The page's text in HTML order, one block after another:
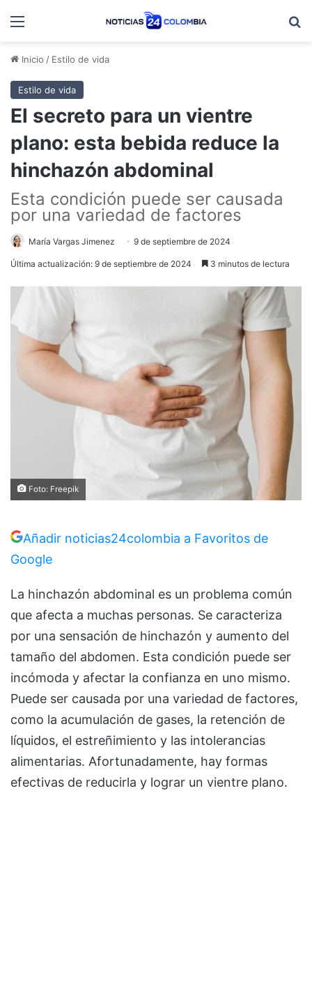
Menú
Inicio / Estilo de vida
Estilo de vida
El secreto para un vientre
plano: esta bebida reduce la
hinchazón abdominal
Esta condición puede ser causada
por una variedad de factores
María Vargas Jimenez 9 de septiembre de 2024
Última actualización: 9 de septiembre de 2024 3 minutos de lectura
Foto: Freepik
Añadir noticias24colombia a Favoritos de
Google
La hinchazón abdominal es un problema común
que afecta a muchas personas. Se caracteriza
por una sensación de hinchazón y aumento del
tamaño del abdomen. Esta condición puede ser
incómoda y afectar la confianza en uno mismo.
Puede ser causada por una variedad de factores,
como la acumulación de gases, la retención de
líquidos, el estreñimiento y las intolerancias
alimentarias. Afortunadamente, hay formas
efectivas de reducirla y lograr un vientre plano.